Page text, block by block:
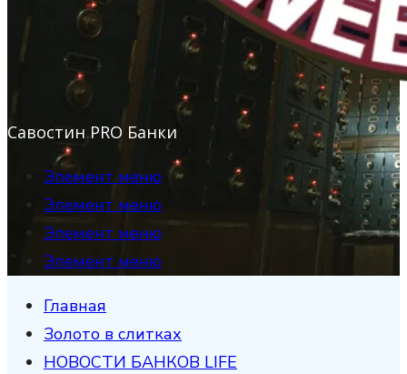
Савостин PRO Банки
Элемент меню
Элемент меню
Элемент меню
Элемент меню
Главная
Золото в слитках
НОВОСТИ БАНКОВ LIFE